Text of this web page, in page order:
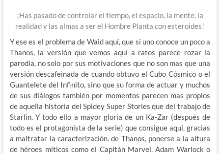
¡Has pasado de controlar el tiempo, el espacio, la mente, la
realidad y las almas a ser el Hombre Planta con esteroides!
Y ese es el problema de Waid aquí, que si uno conoce un poco a
Thanos, la versión que vemos aquí a ratos parece rozar la
parodia, no solo por sus motivaciones que no son mas que una
versión descafeinada de cuando obtuvo el Cubo Cósmico o el
Guantelete del Infinito, sino que su forma de actuar y muchos
de sus diálogos también por momentos parecen mas propios
de aquella historia del Spidey Super Stories que del trabajo de
Starlin. Y todo ello a mayor gloria de un Ka-Zar (después de
todo es el protagonista de la serie) que consigue aquí, gracias
a maltratar la caracterización. de Thanos, ponerse a la altura
de héroes míticos como el Capitán Marvel, Adam Warlock o